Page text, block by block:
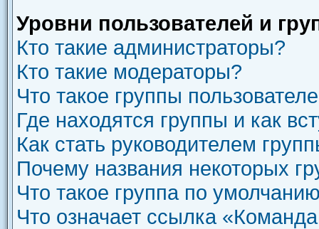
Уровни пользователей и
Кто такие администраторы?
Кто такие модераторы?
Что такое группы
Где находятся группы и как
Как стать руководителем
Почему названия некоторых
Что такое группа по
Что означает ссылка